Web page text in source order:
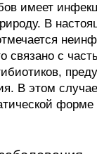
имеет
В
связано с
В этом
форме